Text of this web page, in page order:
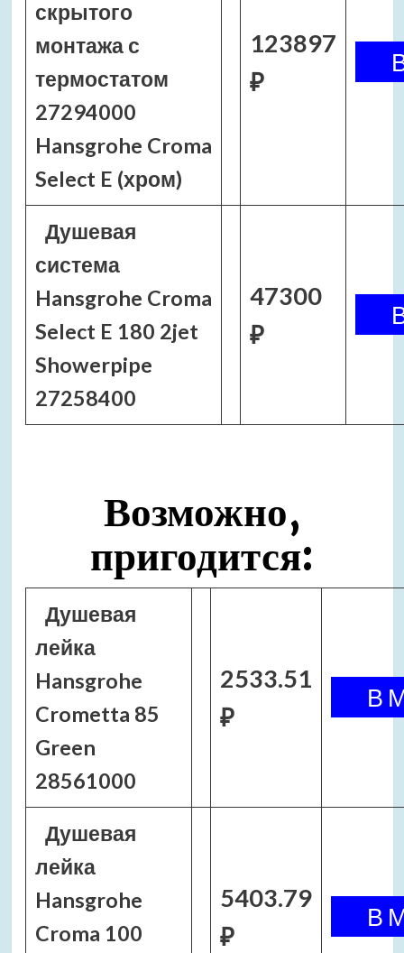
скрытого
монтажа с
термостатом
27294000
Hansgrohe Croma
Select E (хром)
123897
₽
Душевая
система
Hansgrohe Croma
Select E 180 2jet
Showerpipe
27258400
47300
₽
Возможно,
пригодится:
Душевая
лейка
Hansgrohe
Crometta 85
Green
28561000
2533.51
₽
Душевая
лейка
Hansgrohe
Croma 100
5403.79
₽